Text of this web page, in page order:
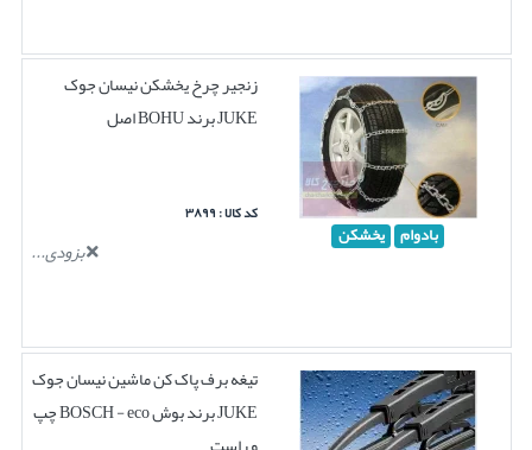
بادوام یخشکن
زنجیر چرخ یخشکن نیسان جوک
JUKE برند BOHU اصل
کد کالا : ۳۸۹۹
بزودی...
تیغه برف پاک کن ماشین نیسان جوک
JUKE برند بوش BOSCH - eco چپ